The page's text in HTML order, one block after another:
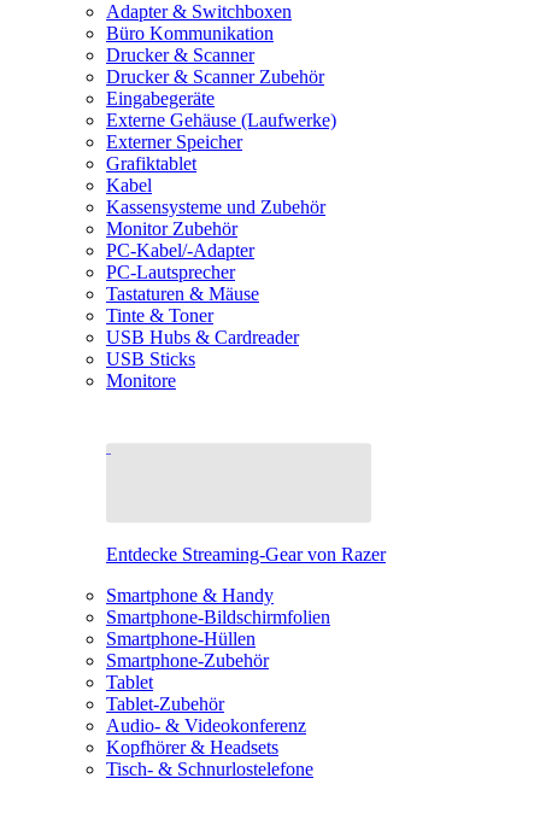
Adapter & Switchboxen
Büro Kommunikation
Drucker & Scanner
Drucker & Scanner Zubehör
Eingabegeräte
Externe Gehäuse (Laufwerke)
Externer Speicher
Grafiktablet
Kabel
Kassensysteme und Zubehör
Monitor Zubehör
PC-Kabel/-Adapter
PC-Lautsprecher
Tastaturen & Mäuse
Tinte & Toner
USB Hubs & Cardreader
USB Sticks
Monitore
Entdecke Streaming-Gear von Razer
Smartphone & Handy
Smartphone-Bildschirmfolien
Smartphone-Hüllen
Smartphone-Zubehör
Tablet
Tablet-Zubehör
Audio- & Videokonferenz
Kopfhörer & Headsets
Tisch- & Schnurlostelefone